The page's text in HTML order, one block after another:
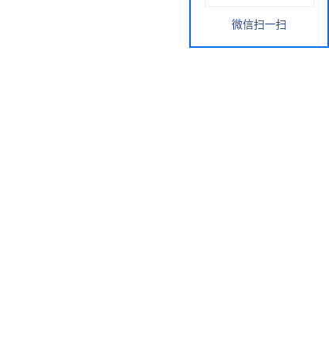
微信扫一扫